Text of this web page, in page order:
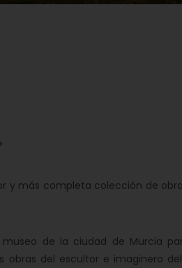
y más completa colección de
de la ciudad de Murcia
del escultor e imaginero del